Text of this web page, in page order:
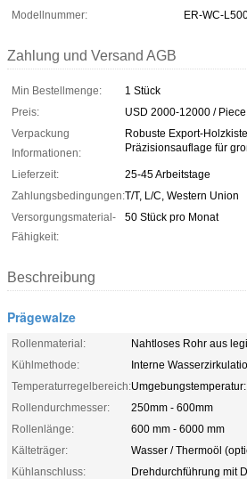
Modellnummer:
ER-WC-
Zahlung und Versand AGB
Min Bestellmenge:
1 Stück
Preis:
USD 2000-12000 / Piece
Verpackung
Informationen:
Robuste Export-
Präzisionsauflage für
Lieferzeit:
25-45 Arbeitstage
Zahlungsbedingungen:T/T, L/C, Western Union
Versorgungsmaterial-
Fähigkeit:
50 Stück pro Monat
Beschreibung
Prägewalze
Rollenmaterial:
Nahtloses Rohr aus
Kühlmethode:
Interne
Temperaturregelbereich:Umgebungstemperatur:
Rollendurchmesser:
250mm - 600mm
Rollenlänge:
600 mm - 6000 mm
Kälteträger:
Wasser / Thermoöl
Kühlanschluss:
Drehdurchführung mit